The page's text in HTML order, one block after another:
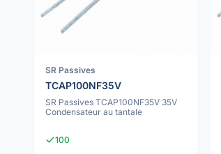
SR Passives
TCAP100NF35V
SR Passives TCAP100NF35V 35V
Condensateur au tantale
100